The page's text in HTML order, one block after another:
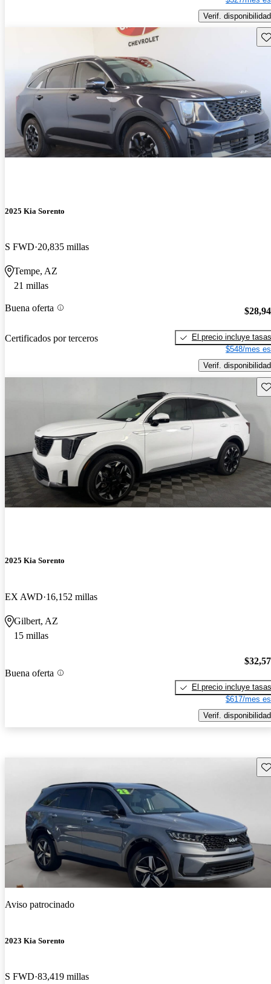
Verif. disponibilidad
2025 Kia Sorento
S FWD 20,835 millas
Tempe, AZ
21 millas
Buena oferta
Certificados por terceros
El precio incluye tasas
$548/mes
Verif. disponibilidad
2025 Kia Sorento
EX AWD 16,152 millas
Gilbert, AZ
15 millas
Buena oferta
El precio incluye tasas
$617/mes
Verif. disponibilidad
Aviso patrocinado
2023 Kia Sorento
S FWD 83,419 millas